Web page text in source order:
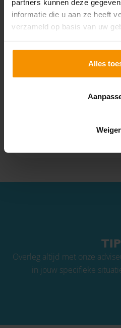
partners kunnen deze
informatie die u aan ze heeft
verzameld op basis van uw
Alles
denkbaar waarbij de regels
hierbij bijvoorbeeld aan de
bijna nieuwe
worden verkocht en
het geval van dropshipping
de particulier die op de
Overleg altijd met onze
in jouw specifieke